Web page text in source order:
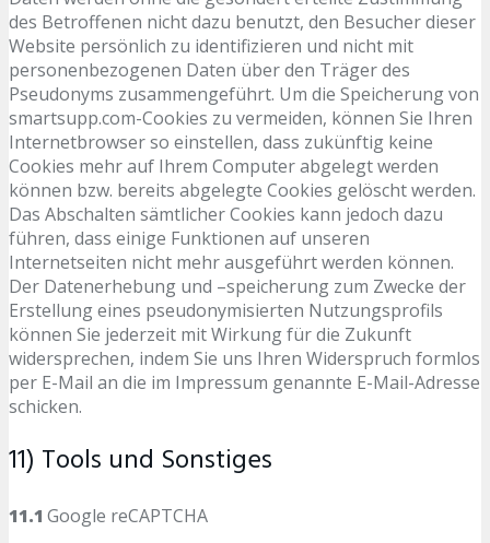
des Betroffenen nicht dazu benutzt, den Besucher dieser
Website persönlich zu identifizieren und nicht mit
personenbezogenen Daten über den Träger des
Pseudonyms zusammengeführt. Um die Speicherung von
smartsupp.com-Cookies zu vermeiden, können Sie Ihren
Internetbrowser so einstellen, dass zukünftig keine
Cookies mehr auf Ihrem Computer abgelegt werden
können bzw. bereits abgelegte Cookies gelöscht werden.
Das Abschalten sämtlicher Cookies kann jedoch dazu
führen, dass einige Funktionen auf unseren
Internetseiten nicht mehr ausgeführt werden können.
Der Datenerhebung und –speicherung zum Zwecke der
Erstellung eines pseudonymisierten Nutzungsprofils
können Sie jederzeit mit Wirkung für die Zukunft
widersprechen, indem Sie uns Ihren Widerspruch formlos
per E-Mail an die im Impressum genannte E-Mail-Adresse
schicken.
11) Tools und Sonstiges
11.1 Google reCAPTCHA